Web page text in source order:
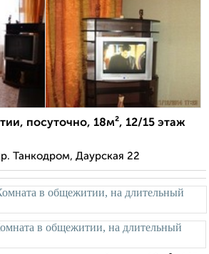
посуточно, 18м², 12/15 этаж
Танкодром, Даурская 22